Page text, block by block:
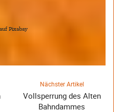
Pixabay
Nächster Artikel
Vollsperrung des Alten
Bahndammes